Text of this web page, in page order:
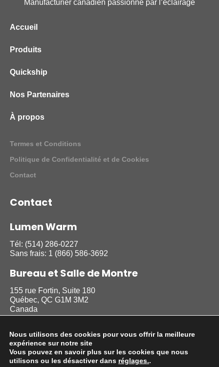
Manufacturier canadien passionné par l’éclairage
Accueil
Produits
Quickship
Nos Partenaires
À propos
Termes et Conditions
Politique de Confidentialité et de Cookies
Contact
Contact
Lumen Warm
Tél: (514) 286-0227
Sans frais: 1 (866) 586-3692
Bureau et Salle de Montre
155 rue Fortin, Suite 180
Québec, QC G1M 3M2
Canada
Suivez nous
Nous utilisons des cookies pour vous offrir la meilleure
expérience sur notre site
Vous pouvez en savoir plus sur les cookies que nous
utilisons ou les désactiver dans réglages..